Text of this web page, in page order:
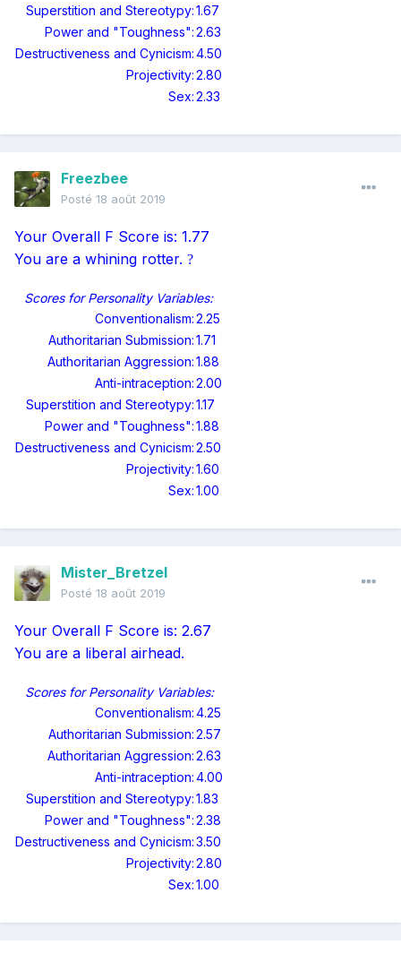
Superstition and Stereotypy:1.67
Power and "Toughness":2.63
Destructiveness and Cynicism:4.50
Projectivity:2.80
Sex:2.33
Freezbee
Posté 18 août 2019
Your Overall F Score is: 1.77
You are a whining rotter. ?
Scores for Personality Variables:
Conventionalism:2.25
Authoritarian Submission:1.71
Authoritarian Aggression:1.88
Anti-intraception:2.00
Superstition and Stereotypy:1.17
Power and "Toughness":1.88
Destructiveness and Cynicism:2.50
Projectivity:1.60
Sex:1.00
Mister_Bretzel
Posté 18 août 2019
Your Overall F Score is: 2.67
You are a liberal airhead.
Scores for Personality Variables:
Conventionalism:4.25
Authoritarian Submission:2.57
Authoritarian Aggression:2.63
Anti-intraception:4.00
Superstition and Stereotypy:1.83
Power and "Toughness":2.38
Destructiveness and Cynicism:3.50
Projectivity:2.80
Sex:1.00